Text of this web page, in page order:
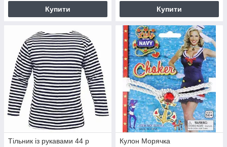
Купити Купити
Тільник із рукавами 44 р
Кулон Морячка